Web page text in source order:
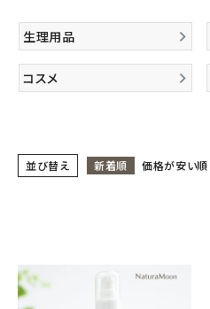
新商品
カテゴリーから探す
衛生用品
インナー・下着・ナイトウェア
生理用品
コスメ
並び替え 新着順 価格が安い順